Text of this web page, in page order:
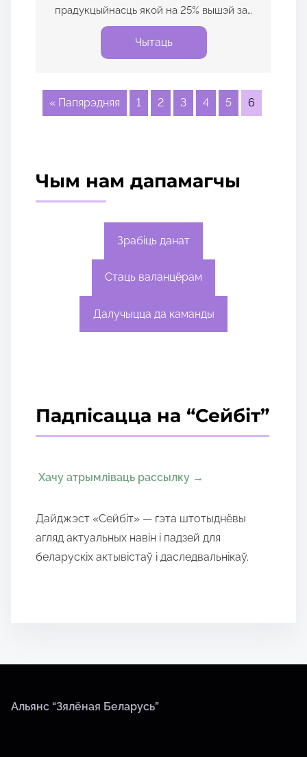
прадукцыйнасць якой на 25% вышэй за…
Чытаць
« Папярэдняя 1 2 3 4 5 6
Чым нам дапамагчы
Зрабіць данат
Стаць валанцёрам
Далучыцца да каманды
Падпісацца на “Сейбіт”
Хачу атрымліваць рассылку →
Дайджэст «Сейбіт» — гэта штотыднёвы
агляд актуальных навін і падзей для
беларускіх актывістаў і даследвальнікаў.
Альянс “Зялёная Беларусь”